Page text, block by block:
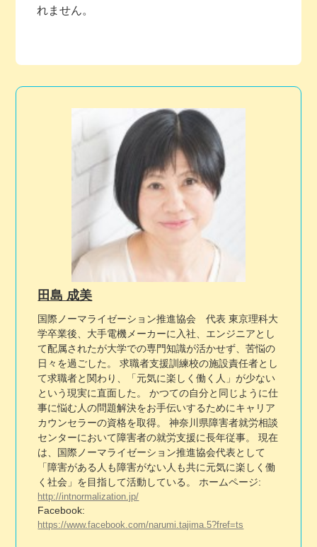
れません。
田島 成美
国際ノーマライゼーション推進協会 代表 東京理科大
学卒業後、大手電機メーカーに入社、エンジニアとし
て配属されたが大学での専門知識が活かせず、苦悩の
日々を過ごした。 求職者支援訓練校の施設責任者とし
て求職者と関わり、「元気に楽しく働く人」が少ない
という現実に直面した。 かつての自分と同じように仕
事に悩む人の問題解決をお手伝いするためにキャリア
カウンセラーの資格を取得。 神奈川県障害者就労相談
センターにおいて障害者の就労支援に長年従事。 現在
は、国際ノーマライゼーション推進協会代表として
「障害がある人も障害がない人も共に元気に楽しく働
く社会」を目指して活動している。 ホームページ:
http://intnormalization.jp/
Facebook:
https://www.facebook.com/narumi.tajima.5?fref=ts